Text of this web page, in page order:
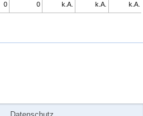
0 0 k.A. k.A. k.A.